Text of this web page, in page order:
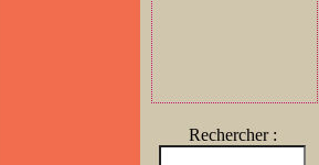
Rechercher :